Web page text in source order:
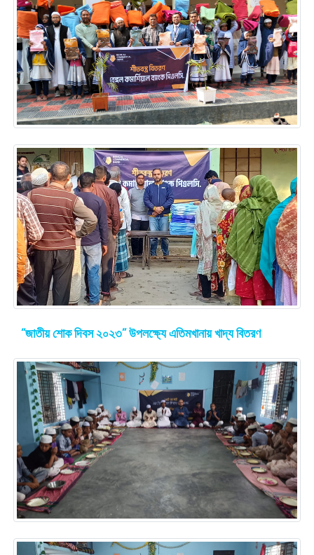
“জাতীয় শোক দিবস ২০২৩” উপলক্ষ্যে এতিমখানায় খাদ্য বিতরণ